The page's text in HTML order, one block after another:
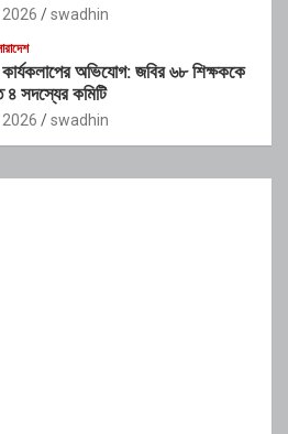
swadhin
কার্যকলাপের অভিযোগ: জবির ৬৮ শিক্ষককে
৪ সদস্যের কমিটি
swadhin